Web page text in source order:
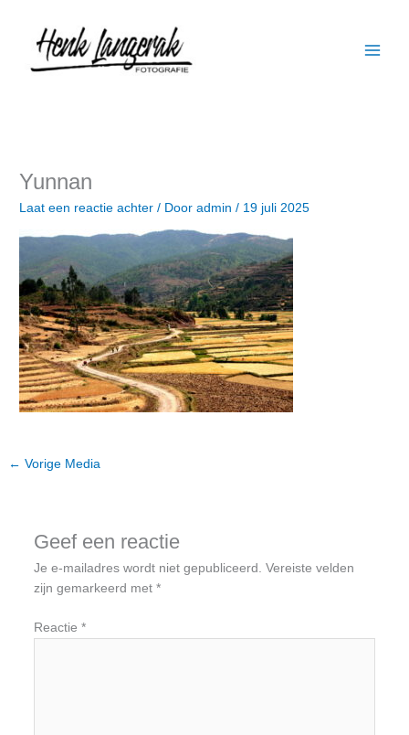
inhoud
Yunnan
Laat een reactie achter / Dooradmin/ 19 juli 2025
← Vorige Media
Geef een reactie
Je e-mailadres wordt niet gepubliceerd. Vereiste velden
zijn gemarkeerd met *
Reactie *